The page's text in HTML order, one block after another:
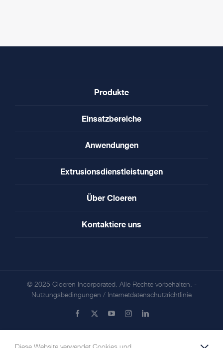
Produkte
Einsatzbereiche
Anwendungen
Extrusionsdienstleistungen
Über Cloeren
Kontaktiere uns
© 2025 Cloeren Incorporated. Alle Rechte vorbehalten. -
Nutzungsbedingungen / Internetdatenschutzrichtlinie
Facebook YouTubeInstagramLinkedIn